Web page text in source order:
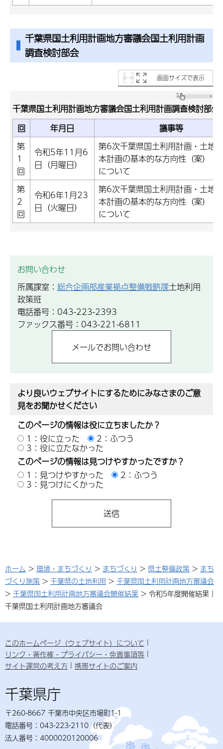
千葉県国土利用計画地方審議会国土利用計画
調査検討部会
画面サイズで表示
千葉県国土利用計画地方審議会国土利用計画調査検討部会
回
年月日
議事等
第
1
回
令和5年11月6
日（月曜日）
第6次千葉県国土利用計画・土地
本計画の基本的な方向性（案）
について
第
2
回
令和6年1月23
日（火曜日）
第6次千葉県国土利用計画・土地
本計画の基本的な方向性（案）
について
お問い合わせ
所属課室： 総合企画部産業拠点整備戦略課土地利用
政策班
電話番号：043-223-2393
ファックス番号：043-221-6811
より良いウェブサイトにするためにみなさまのご意
見をお聞かせください
このページの情報は役に立ちましたか？
1：役に立った
2：ふつう
3：役に立たなかった
このページの情報は見つけやすかったですか？
1：見つけやすかった
2：ふつう
3：見つけにくかった
ホーム > 環境・まちづくり > まちづくり > 県土整備政策 > まち
づくり施策 > 千葉県の土地利用 > 千葉県国土利用計画地方審議会
> 千葉県国土利用計画地方審議会開催結果 > 令和5年度開催結果｜
千葉県国土利用計画地方審議会
このホームページ（ウェブサイト）について
リンク・著作権・プライバシー・免責事項等
サイト運営の考え方
携帯サイトのご案内
千葉県庁
〒260-8667 千葉市中央区市場町1-1
電話番号：043-223-2110（代表）
法人番号：4000020120006